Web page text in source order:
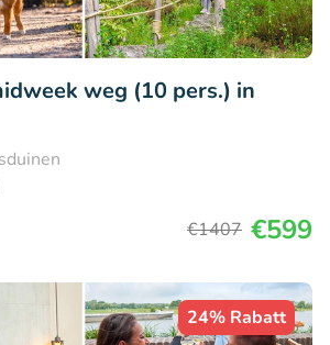
weg (10 pers.) in
€1407 €599
24% Rabatt